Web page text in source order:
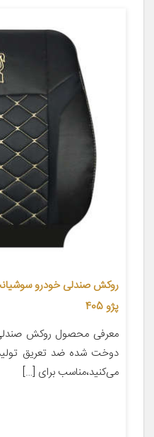
پژو 405
دوخت شده ضد تعریق
می‌کنید،مناسب برای […]